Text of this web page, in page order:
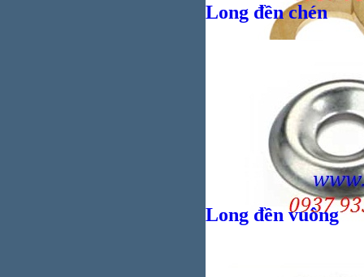
VND
VND
Long đền chén
Long đền vuông